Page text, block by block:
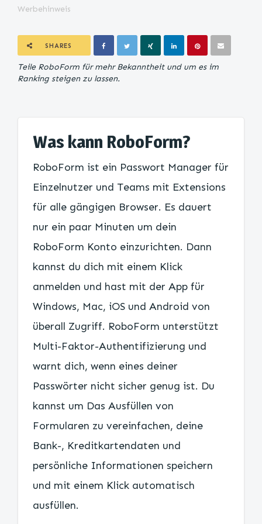
Werbehinweis
SHARES
Teile RoboForm für mehr Bekanntheit und um es im
Ranking steigen zu lassen.
Was kann RoboForm?
RoboForm ist ein Passwort Manager für
Einzelnutzer und Teams mit Extensions
für alle gängigen Browser. Es dauert
nur ein paar Minuten um dein
RoboForm Konto einzurichten. Dann
kannst du dich mit einem Klick
anmelden und hast mit der App für
Windows, Mac, iOS und Android von
überall Zugriff. RoboForm unterstützt
Multi-Faktor-Authentifizierung und
warnt dich, wenn eines deiner
Passwörter nicht sicher genug ist. Du
kannst um Das Ausfüllen von
Formularen zu vereinfachen, deine
Bank-, Kreditkartendaten und
persönliche Informationen speichern
und mit einem Klick automatisch
ausfüllen.